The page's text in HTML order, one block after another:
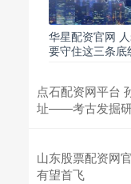
华星配资官网
要守住这三条底
点石配资网平台
址——考古发掘研
山东股票配资网
有望首飞